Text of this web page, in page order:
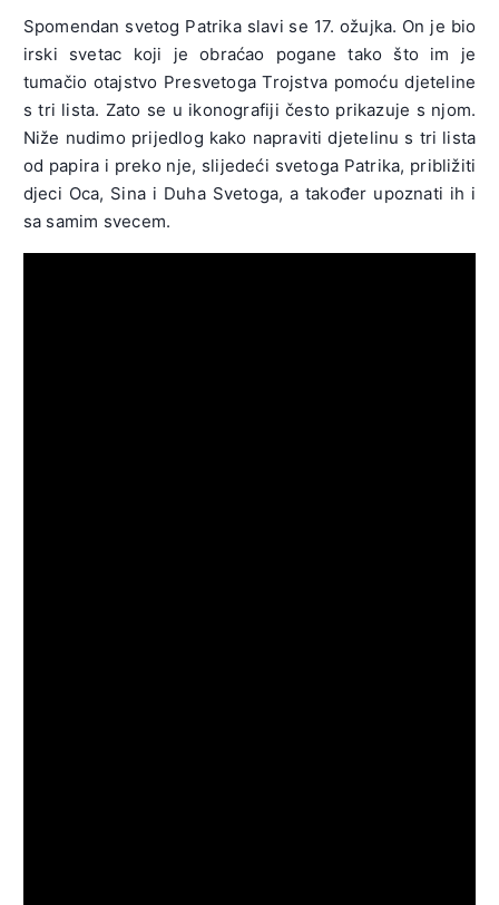
Spomendan svetog Patrika slavi se 17. ožujka. On je bio
irski svetac koji je obraćao pogane tako što im je
tumačio otajstvo Presvetoga Trojstva pomoću djeteline
s tri lista. Zato se u ikonografiji često prikazuje s njom.
Niže nudimo prijedlog kako napraviti djetelinu s tri lista
od papira i preko nje, slijedeći svetoga Patrika, približiti
djeci Oca, Sina i Duha Svetoga, a također upoznati ih i
sa samim svecem.